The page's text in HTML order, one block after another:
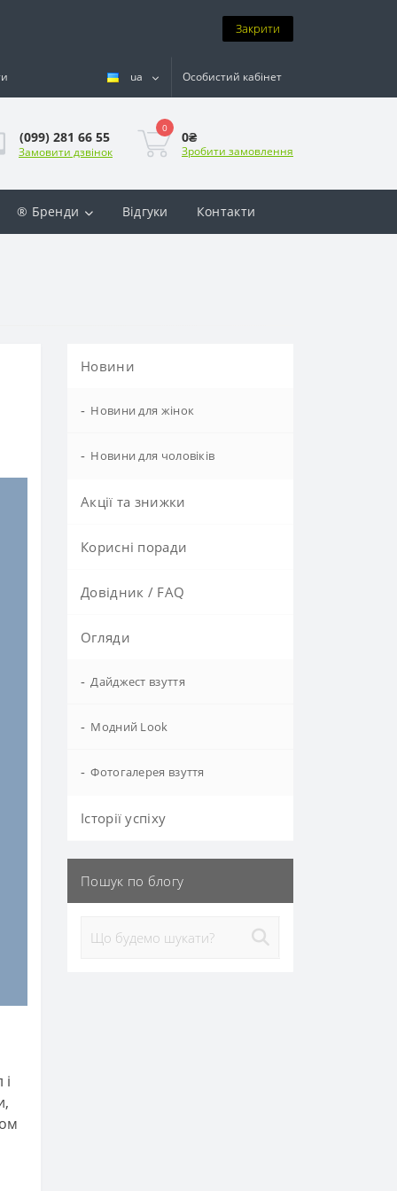
Закрити
ua Особистий кабінет
(099) 281 66 55
Замовити дзвінок
0
0₴
Зробити замовлення
® Бренди Відгуки Контакти
Новини
- Новини для жінок
- Новини для чоловіків
Акції та знижки
Корисні поради
Довідник / FAQ
Огляди
- Дайджест взуття
- Модний Look
- Фотогалерея взуття
Історії успіху
Пошук по блогу